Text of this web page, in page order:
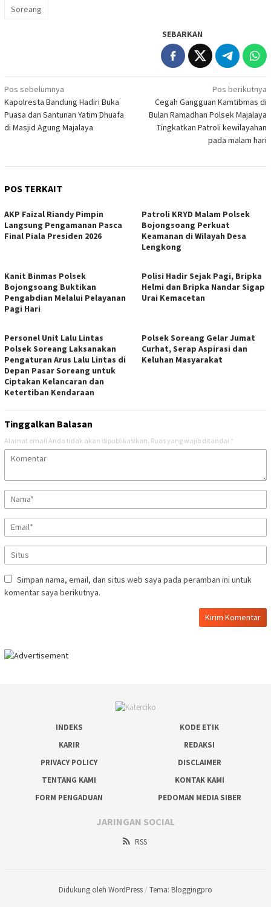
Soreang
SEBARKAN
Navigasi
pos
Pos sebelumnya
Kapolresta Bandung Hadiri Buka
Puasa dan Santunan Yatim Dhuafa
di Masjid Agung Majalaya
Pos berikutnya
Cegah Gangguan Kamtibmas di
Bulan Ramadhan Polsek Majalaya
Tingkatkan Patroli kewilayahan
pada malam hari
POS TERKAIT
AKP Faizal Riandy Pimpin
Langsung Pengamanan Pasca
Final Piala Presiden 2026
Patroli KRYD Malam Polsek
Bojongsoang Perkuat
Keamanan di Wilayah Desa
Lengkong
Kanit Binmas Polsek
Bojongsoang Buktikan
Pengabdian Melalui Pelayanan
Pagi Hari
Polisi Hadir Sejak Pagi, Bripka
Helmi dan Bripka Nandar Sigap
Urai Kemacetan
Personel Unit Lalu Lintas
Polsek Soreang Laksanakan
Pengaturan Arus Lalu Lintas di
Depan Pasar Soreang untuk
Ciptakan Kelancaran dan
Ketertiban Kendaraan
Polsek Soreang Gelar Jumat
Curhat, Serap Aspirasi dan
Keluhan Masyarakat
Tinggalkan Balasan
Alamat email Anda tidak akan dipublikasikan. Ruas yang wajib ditandai *
Simpan nama, email, dan situs web saya pada peramban ini untuk
komentar saya berikutnya.
INDEKS
KODE ETIK
KARIR
REDAKSI
PRIVACY POLICY
DISCLAIMER
TENTANG KAMI
KONTAK KAMI
FORM PENGADUAN
PEDOMAN MEDIA SIBER
JARINGAN SOCIAL
RSS
Didukung oleh WordPress / Tema: Bloggingpro